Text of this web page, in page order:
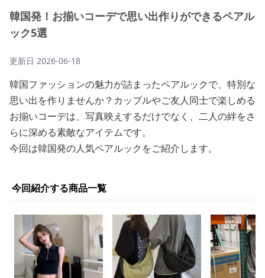
韓国発！お揃いコーデで思い出作りができるペアル
ック5選
更新日 2026-06-18
韓国ファッションの魅力が詰まったペアルックで、特別な
思い出を作りませんか？カップルやご友人同士で楽しめる
お揃いコーデは、写真映えするだけでなく、二人の絆をさ
らに深める素敵なアイテムです。
今回は韓国発の人気ペアルックをご紹介します。
今回紹介する商品一覧